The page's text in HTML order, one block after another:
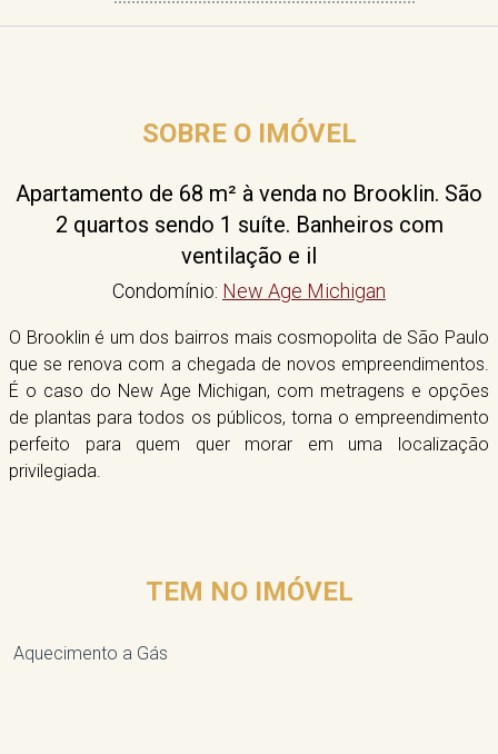
SOBRE O IMÓVEL
Apartamento de 68 m² à venda no Brooklin. São
2 quartos sendo 1 suíte. Banheiros com
ventilação e il
Condomínio: New Age Michigan
O Brooklin é um dos bairros mais cosmopolita de São Paulo
que se renova com a chegada de novos empreendimentos.
É o caso do New Age Michigan, com metragens e opções
de plantas para todos os públicos, torna o empreendimento
perfeito para quem quer morar em uma localização
privilegiada.
TEM NO IMÓVEL
Aquecimento a Gás